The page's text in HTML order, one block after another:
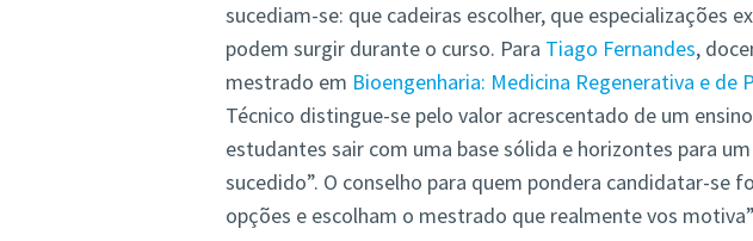
sucediam-se: que cadeiras escolher, que especializações
podem surgir durante o curso. Para Tiago Fernandes,
mestrado em Bioengenharia: Medicina Regenerativa e de
Técnico distingue-se pelo valor acrescentado de um
estudantes sair com uma base sólida e horizontes para
sucedido”. O conselho para quem pondera candidatar-se
opções e escolham o mestrado que realmente vos